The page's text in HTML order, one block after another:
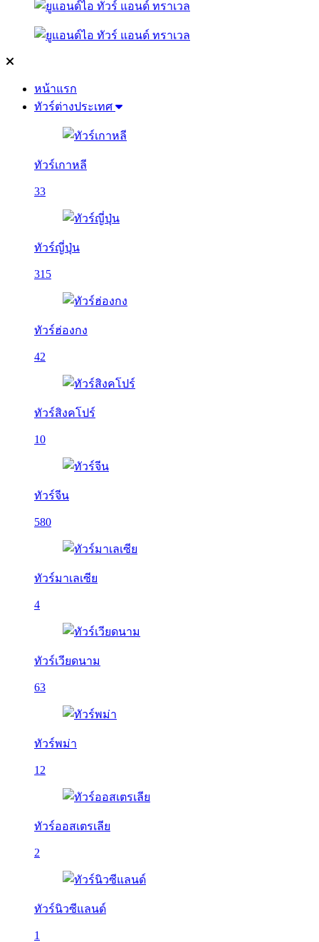
หน้าแรก
ทัวร์ต่างประเทศ
ทัวร์เกาหลี
33
ทัวร์ญี่ปุ่น
315
ทัวร์ฮ่องกง
42
ทัวร์สิงคโปร์
10
ทัวร์จีน
580
ทัวร์มาเลเซีย
4
ทัวร์เวียดนาม
63
ทัวร์พม่า
12
ทัวร์ออสเตรเลีย
2
ทัวร์นิวซีแลนด์
1